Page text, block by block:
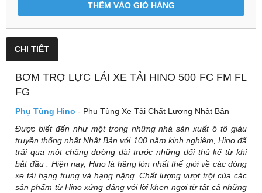
THÊM VÀO GIỎ HÀNG
CHI TIẾT
BƠM TRỢ LỰC LÁI XE TẢI HINO 500 FC FM FL
FG
Phụ Tùng Hino - Phụ Tùng Xe Tải Chất Lượng Nhật Bản
Được biết đến như một trong những nhà sản xuất ô tô giàu
truyền thống nhất Nhật Bản với 100 năm kinh nghiệm, Hino đã
trải qua một chặng đường dài trước những đối thủ kể từ khi
bắt đầu . Hiện nay, Hino là hãng lớn nhất thế giới về các dòng
xe tải hạng trung và hạng nặng. Chất lượng vượt trội của các
sản phẩm từ Hino xứng đáng với lời khen ngợi từ tất cả những